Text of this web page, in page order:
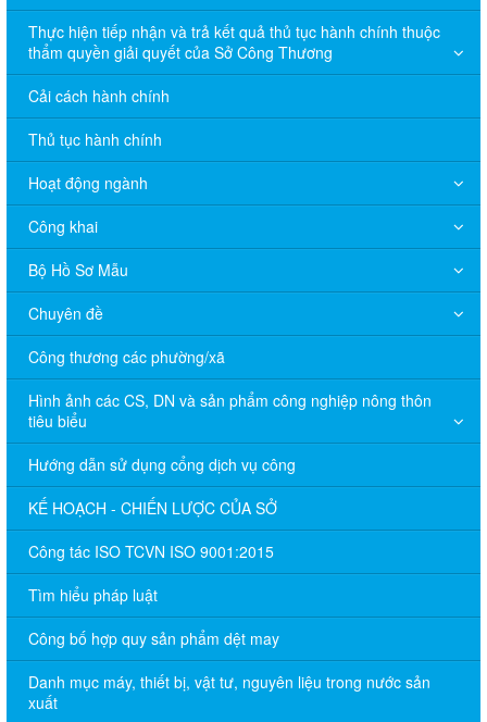
Thực hiện tiếp nhận và trả kết quả thủ tục hành chính thuộc
thẩm quyền giải quyết của Sở Công Thương
Cải cách hành chính
Thủ tục hành chính
Hoạt động ngành
Công khai
Bộ Hồ Sơ Mẫu
Chuyên đề
Công thương các phường/xã
Hình ảnh các CS, DN và sản phẩm công nghiệp nông thôn
tiêu biểu
Hướng dẫn sử dụng cổng dịch vụ công
KẾ HOẠCH - CHIẾN LƯỢC CỦA SỞ
Công tác ISO TCVN ISO 9001:2015
Tìm hiểu pháp luật
Công bố hợp quy sản phẩm dệt may
Danh mục máy, thiết bị, vật tư, nguyên liệu trong nước sản
xuất